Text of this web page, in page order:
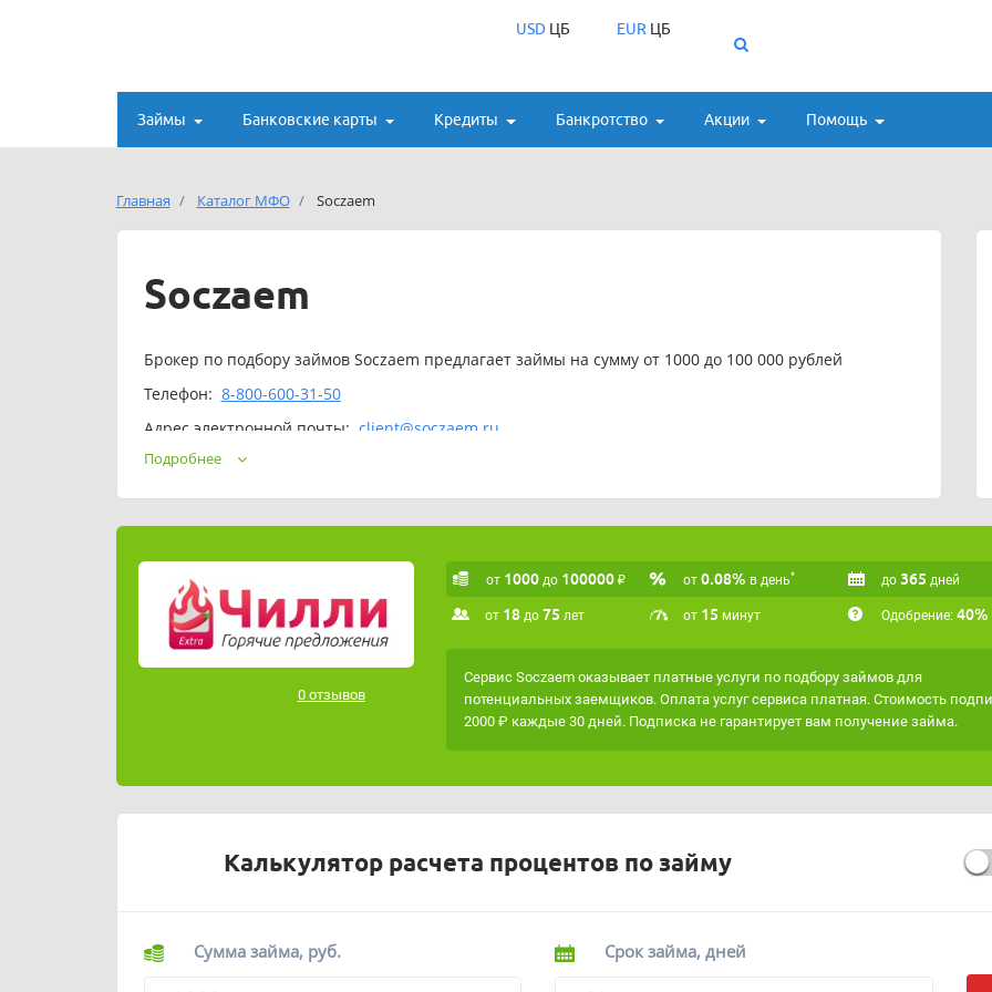
USDЦБ EUR ЦБ
Займы Банковские карты Кредиты Банкротство Акции Помощь
Главная Каталог МФО Soczaem
Soczaem
Брокер по подбору займов Soczaem предлагает займы на сумму от 1000 до 100 000 рублей
Телефон: 8-800-600-31-50
Адрес электронной почты: client@soczaem.ru
Обращаем ваше внимание, что подбор займа в Soczaem платный, причём сервис работает по подписке
Если вы хотите взять займ, который будет максимально точно подходить под ваши критерии,
Подробнее
0 отзывов
от 1000 до 100000 ₽ от 0.08% в день* до 365 дней
от 18 до 75 лет от 15 минут Одобрение: 40%
Сервиc Soczaem оказывает платные услуги по подбору займов для
потенциальных заемщиков. Оплата услуг сервиса платная. Стоимость
2000 ₽ каждые 30 дней. Подписка не гарантирует вам получение займа.
Калькулятор расчета процентов по займу
Сумма займа, руб. Срок займа, дней